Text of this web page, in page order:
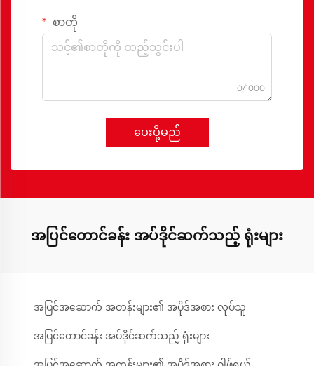
စာတို
0/1000
ပေးပို့မည်
အပြင်တောင်ခန်း အပ်ဒိုင်ဆက်သည့် ရုံးများ
အပြင်အဆောက် အတန်းများ၏ အပိုဒ်အစား လုပ်သူ
အပြင်တောင်ခန်း အပ်ဒိုင်ဆက်သည့် ရုံးများ